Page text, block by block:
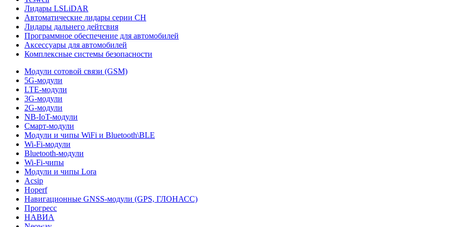
Лидары LSLiDAR
Автоматические лидары серии CH
Лидары дальнего дейтсвия
Программное обеспечение для автомобилей
Аксессуары для автомобилей
Комплексные системы безопасности
Модули сотовой связи (GSM)
5G-модули
LTE-модули
3G-модули
2G-модули
NB-IoT-модули
Смарт-модули
Модули и чипы WiFi и Bluetooth\BLE
Wi-Fi-модули
Bluetooth-модули
Wi-Fi-чипы
Модули и чипы Lora
Acsip
Hoperf
Навигационные GNSS-модули (GPS, ГЛОНАСС)
Прогресс
НАВИА